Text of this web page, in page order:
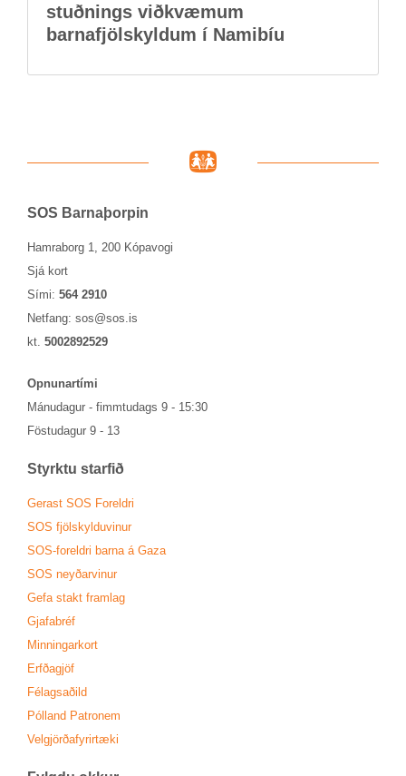
stuðn­ings við­kvæm­um
barna­fjöl­skyld­um í Namib­íu
SOS Barna­þorp­in
Hamraborg 1, 200 Kópavogi
Sjá kort
Sími: 564 2910
Netfang: sos@sos.is
kt. 5002892529
Opn­un­ar­tími
Mánu­dag­ur - fimmtu­dags 9 - 15:30
Föstu­dag­ur 9 - 13
Styrktu starf­ið
Ger­ast SOS For­eldri
SOS fjöl­skyldu­vin­ur
SOS-for­eldri barna á Gaza
SOS neyð­ar­vin­ur
Gefa stakt fram­lag
Gjafa­bréf
Minn­ing­ar­kort
Erfða­gjöf
Fé­lags­að­ild
Pól­land Patronem
Vel­gjörða­fyr­ir­tæki